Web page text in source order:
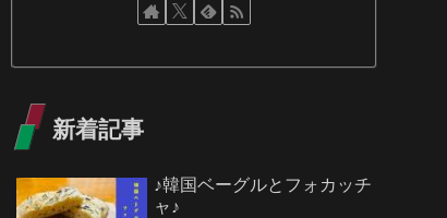
新着記事
♪韓国ベーグルとフォカッチ
ャ♪